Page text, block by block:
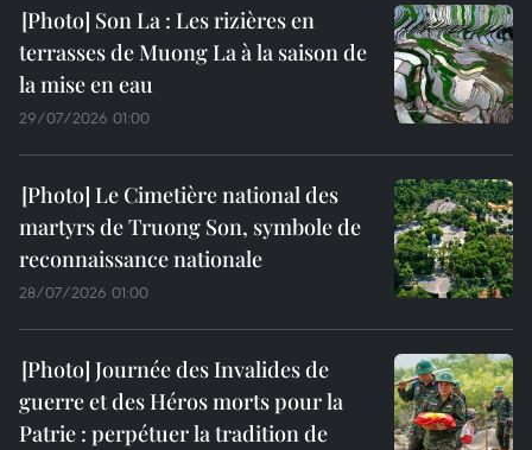
Son La : Les rizières en
terrasses de Muong La à la saison de
la mise en eau
29/07/2026 01:00
Le Cimetière national des
martyrs de Truong Son, symbole de
reconnaissance nationale
28/07/2026 01:00
Journée des Invalides de
guerre et des Héros morts pour la
Patrie : perpétuer la tradition de